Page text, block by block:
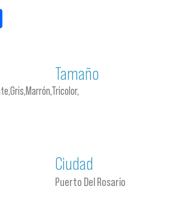
Tamaño
Ciudad
Puerto Del Rosario